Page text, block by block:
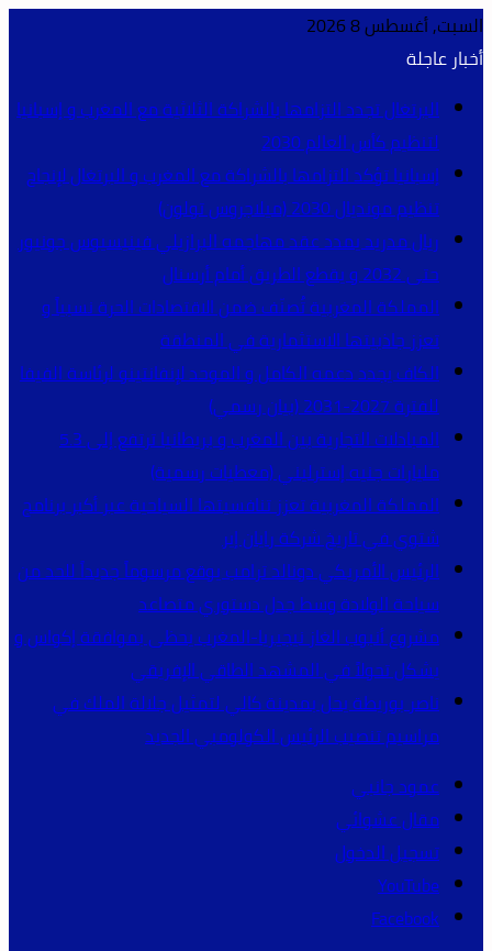
السبت, أغسطس 8 2026
أخبار عاجلة
البرتغال تجدد التزامها بالشراكة الثلاثية مع المغرب و إسبانيا
لتنظيم كأس العالم 2030
إسبانيا تؤكد التزامها بالشراكة مع المغرب و البرتغال لإنجاح
تنظيم مونديال 2030 (ميلاجروس تولون)
ريال مدريد يمدد عقد مهاجمه البرازيلي فينيسيوس جونيور
حتى 2032 و يقطع الطريق أمام أرسنال
المملكة المغربية تُصنّف ضمن الاقتصادات الحرة نسبياً و
تعزز جاذبيتها الاستثمارية في المنطقة
الكاف يجدد دعمه الكامل و الموحد لإنفانتينو لرئاسة الفيفا
للفترة 2027-2031 (بيان رسمي)
المبادلات التجارية بين المغرب و بريطانيا ترتفع إلى 5.3
مليارات جنيه إسترليني (معطيات رسمية)
المملكة المغربية تعزز تنافسيتها السياحية عبر أكبر برنامج
شتوي في تاريخ شركة رايان إير
الرئيس الأمريكي دونالد ترامب يوقع مرسوماً جديداً للحد من
سياحة الولادة وسط جدل دستوري متصاعد
مشروع أنبوب الغاز نيجيريا-المغرب يحظى بموافقة إكواس و
يشكل تحولاً في المشهد الطاقي الإفريقي
ناصر بوريطة يحل بمدينة كالي لتمثيل جلالة الملك في
مراسيم تنصيب الرئيس الكولومبي الجديد
عمود جانبي
مقال عشوائي
تسجيل الدخول
YouTube
Facebook